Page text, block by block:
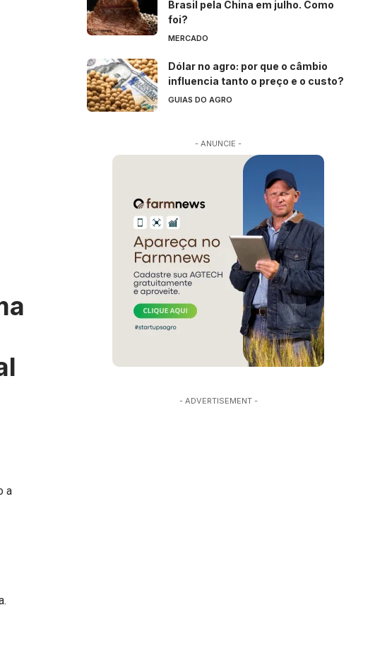
a
Brasil pela China em julho. Como
foi?
MERCADO
Dólar no agro: por que o câmbio
influencia tanto o preço e o custo?
GUIAS DO AGRO
- ANUNCIE -
- ADVERTISEMENT -